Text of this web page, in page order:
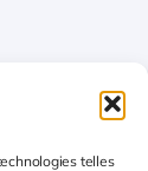
telles